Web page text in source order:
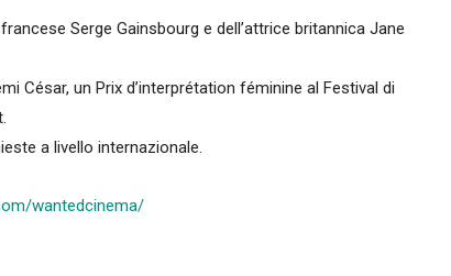
Serge Gainsbourg e dell’attrice britannica Jane
César, un Prix d’interprétation féminine al Festival di
a livello internazionale.
wantedcinema/